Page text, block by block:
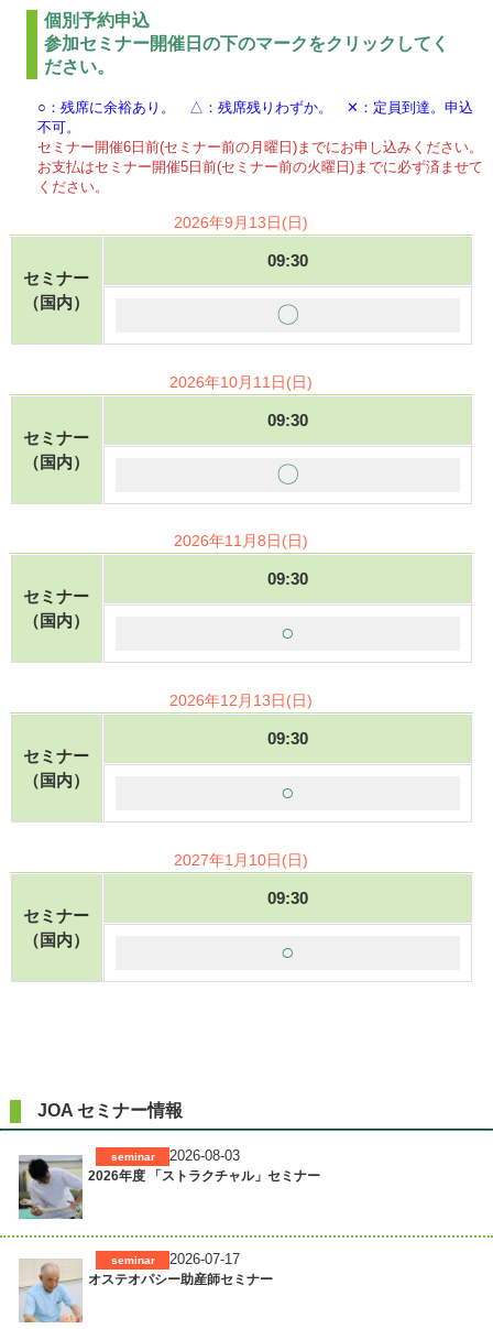
個別予約申込
参加セミナー開催日の下のマークをクリックしてく
ださい。
○：残席に余裕あり。 △：残席残りわずか。 ✕：定員到達。申込
不可。
セミナー開催6日前(セミナー前の月曜日)までにお申し込みください。
お支払はセミナー開催5日前(セミナー前の火曜日)までに必ず済ませて
ください。
2026年9月13日(日)
セミナー
（国内）
09:30
〇
2026年10月11日(日)
セミナー
（国内）
09:30
〇
2026年11月8日(日)
セミナー
（国内）
09:30
○
2026年12月13日(日)
セミナー
（国内）
09:30
○
2027年1月10日(日)
セミナー
（国内）
09:30
○
JOA セミナー情報
2026-08-03
seminar
2026年度 「ストラクチャル」セミナー
2026-07-17
seminar
オステオパシー助産師セミナー